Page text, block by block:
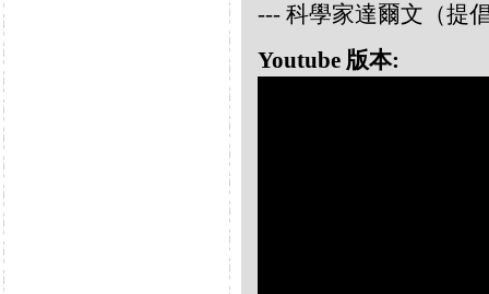
--- 科學家達爾文（提
Youtube 版本: